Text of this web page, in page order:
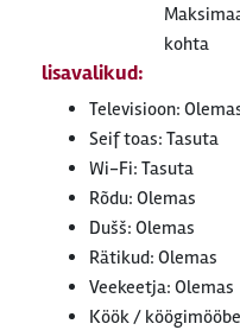
kohta
lisavalikud:
Televisioon:
Seif toas: Tasuta
Wi-Fi: Tasuta
Rõdu: Olemas
Dušš: Olemas
Rätikud: Olemas
Veekeetja: Olemas
Köök /